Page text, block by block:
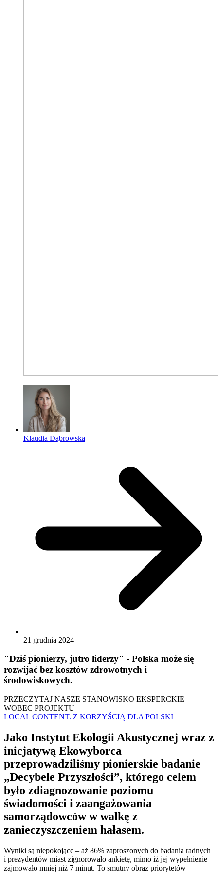
Klaudia Dąbrowska
21 grudnia 2024
"Dziś pionierzy, jutro liderzy" - Polska może się
rozwijać bez kosztów zdrowotnych i
środowiskowych.
PRZECZYTAJ NASZE STANOWISKO EKSPERCKIE
WOBEC PROJEKTU
LOCAL CONTENT. Z KORZYŚCIĄ DLA POLSKI
Jako Instytut Ekologii Akustycznej wraz z
inicjatywą Ekowyborca
przeprowadziliśmy pionierskie badanie
„Decybele Przyszłości”, którego celem
było zdiagnozowanie poziomu
świadomości i zaangażowania
samorządowców w walkę z
zanieczyszczeniem hałasem.
Wyniki są niepokojące – aż 86% zaproszonych do badania radnych
i prezydentów miast zignorowało ankietę, mimo iż jej wypełnienie
zajmowało mniej niż 7 minut. To smutny obraz priorytetów